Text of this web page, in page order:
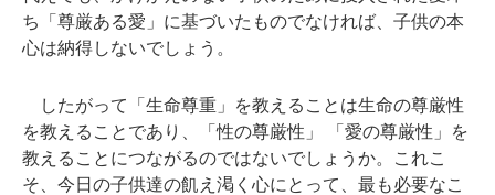
ち「尊厳ある愛」に基づいたものでなければ、子供の本
心は納得しないでしょう。
したがって「生命尊重」を教えることは生命の尊厳性
を教えることであり、「性の尊厳性」 「愛の尊厳性」を
教えることにつながるのではないでしょうか。これこ
そ、今日の子供達の飢え渇く心にとって、最も必要なこ